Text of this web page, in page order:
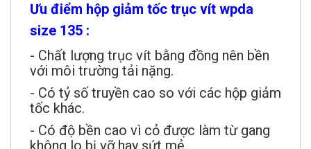
Ưu điểm hộp giảm tốc trục vít wpda
size 135 :
- Chất lượng trục vít bằng đồng nên bền
với môi trường tải nặng.
- Có tỷ số truyền cao so với các hộp giảm
tốc khác.
- Có độ bền cao vì cỏ được làm từ gang